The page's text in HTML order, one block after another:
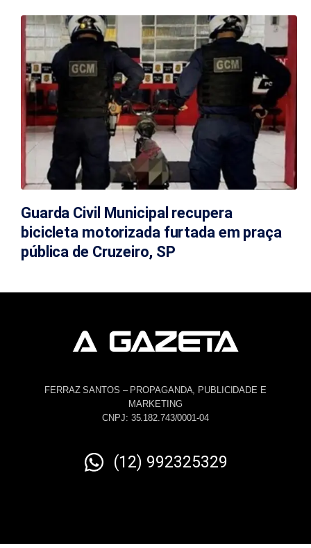
Guarda Civil Municipal recupera
bicicleta motorizada furtada em praça
pública de Cruzeiro, SP
FERRAZ SANTOS – PROPAGANDA, PUBLICIDADE E
MARKETING
CNPJ: 35.182.743/0001-04
(12) 992325329